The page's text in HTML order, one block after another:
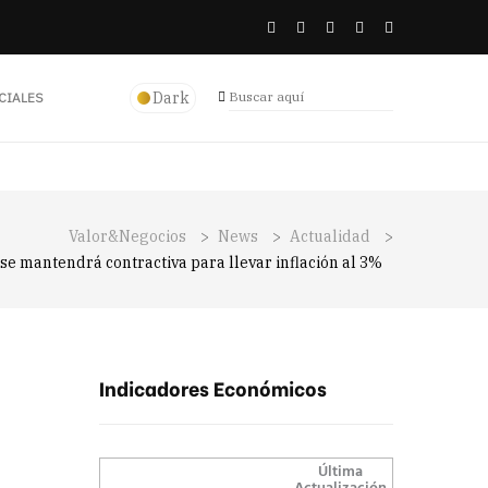
Dark
Valor&Negocios > News > Actualidad
>
mantendrá contractiva para llevar inflación al 3%
Indicadores Económicos